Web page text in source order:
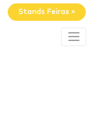
Stands Feiras »